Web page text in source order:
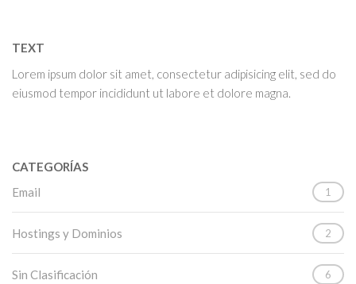
TEXT
Lorem ipsum dolor sit amet, consectetur adipisicing elit, sed do
eiusmod tempor incididunt ut labore et dolore magna.
CATEGORÍAS
Email
1
Hostings y Dominios 2
Sin Clasificación 6